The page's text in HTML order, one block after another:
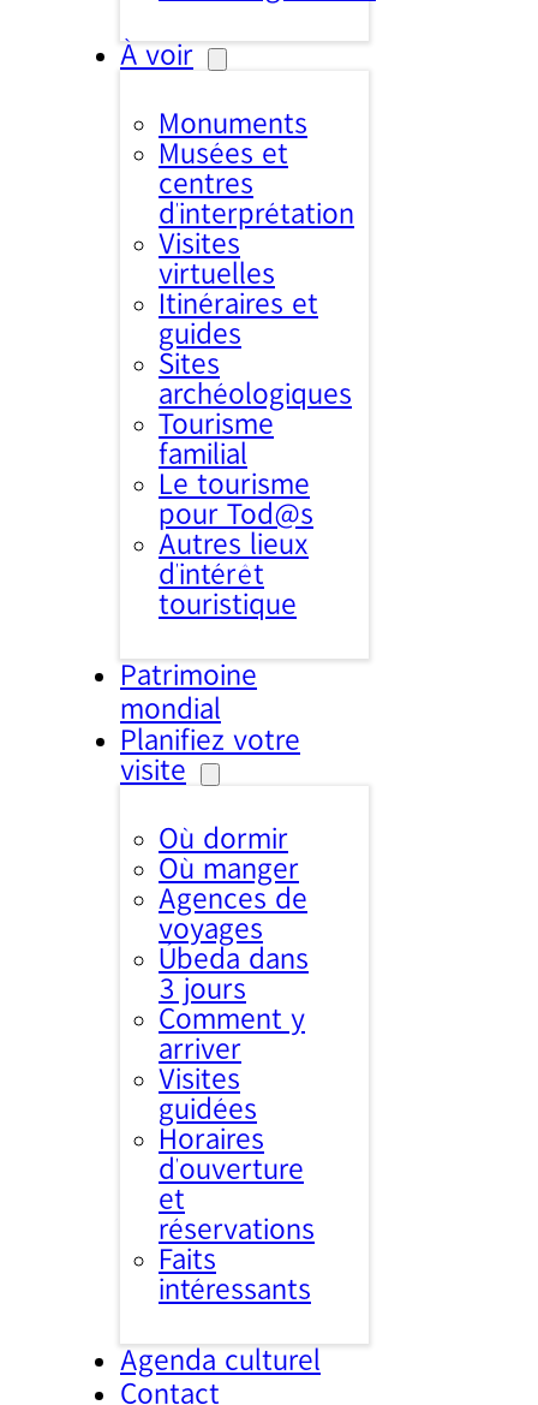
À voir
Monuments
Musées et
centres
d’interprétation
Visites
virtuelles
Itinéraires et
guides
Sites
archéologiques
Tourisme
familial
Le tourisme
pour Tod@s
Autres lieux
d'intérêt
touristique
Patrimoine
mondial
Planifiez votre
visite
Où dormir
Où manger
Agences de
voyages
Úbeda dans
3 jours
Comment y
arriver
Visites
guidées
Horaires
d’ouverture
et
réservations
Faits
intéressants
Agenda culturel
Contact